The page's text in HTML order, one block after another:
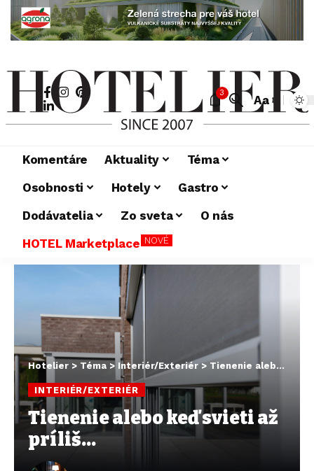
3
Aa
Komentáre Aktuality
Téma
Osobnosti
Hotely
Gastro
Dodávatelia
Zo sveta
O nás
HOTEL Marketplace NOVÉ
Hotelier > Téma > Interiér/Exteriér> Tienenie alebo keď svieti až príliš…
INTERIÉR/EXTERIÉR
Tienenie alebo keď svieti až
príliš…